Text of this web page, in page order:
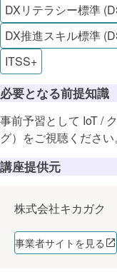
DXリテラシー標準
DX推進スキル標準
ITSS+
必要となる前提知識
事前予習として IoT /
グ）をご視聴ください。
講座提供元
株式会社キカガク
事業者サイトを見る